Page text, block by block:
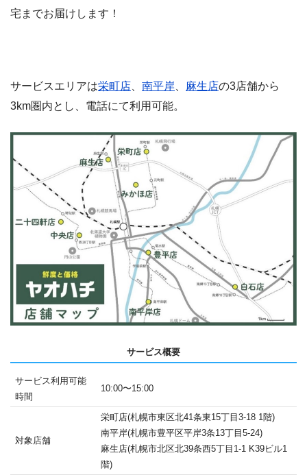
宅までお届けします！
サービスエリアは栄町店 南平岸 麻生店の3店舗から
3km圏内とし、電話にて利用可能。
サービス概要
サービス利用可能
時間
10:00〜15:00
対象店舗
栄町店(札幌市東区北41条東15丁目3-18 1階)
南平岸(札幌市豊平区平岸3条13丁目5-24)
麻生店(札幌市北区北39条西5丁目1-1 K39ビル1
階)